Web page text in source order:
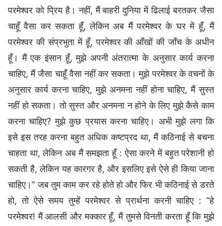
परमेश्वर को प्रिय है। नहीं, मैं बाहरी दुनिया में ढिलाई बरतकर जैसा
चाहूँ वैसा कर सकता हूँ, लेकिन अब मैं परमेश्वर के घर में हूँ, मैं
परमेश्वर की संप्रभुता में हूँ, परमेश्वर की आँखों की जाँच के अधीन
हूँ। मैं एक इंसान हूँ, मुझे अपनी अंतरात्मा के अनुसार कार्य करना
चाहिए, मैं जैसा चाहूँ वैसा नहीं कर सकता। मुझे परमेश्वर के वचनों के
अनुसार कार्य करना चाहिए, मुझे अनमना नहीं होना चाहिए, मैं सुस्त
नहीं हो सकता। तो सुस्त और अनमना न होने के लिए मुझे कैसे काम
करना चाहिए? मुझे कुछ प्रयास करना चाहिए। अभी मुझे लगा कि
इसे इस तरह करना बहुत अधिक कष्टप्रद था, मैं कठिनाई से बचना
चाहता था, लेकिन अब मैं समझता हूँ : ऐसा करने में बहुत परेशानी हो
सकती है, लेकिन यह कारगर है, और इसलिए इसे ऐसे ही किया जाना
चाहिए।” जब तुम काम कर रहे होते हो और फिर भी कठिनाई से डरते
हो, तो ऐसे समय तुम्हें परमेश्वर से प्रार्थना करनी चाहिए : “हे
परमेश्वर! मैं आलसी और मक्कार हूँ, मैं तुमसे विनती करता हूँ कि मुझे